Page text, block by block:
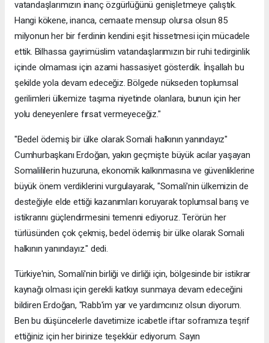
vatandaşlarımızın inanç özgürlüğünü genişletmeye çalıştık.
Hangi kökene, inanca, cemaate mensup olursa olsun 85
milyonun her bir ferdinin kendini eşit hissetmesi için mücadele
ettik. Bilhassa gayrimüslim vatandaşlarımızın bir ruhi tedirginlik
içinde olmaması için azami hassasiyet gösterdik. İnşallah bu
şekilde yola devam edeceğiz. Bölgede nükseden toplumsal
gerilimleri ülkemize taşıma niyetinde olanlara, bunun için her
yolu deneyenlere fırsat vermeyeceğiz."
"Bedel ödemiş bir ülke olarak Somali halkının yanındayız"
Cumhurbaşkanı Erdoğan, yakın geçmişte büyük acılar yaşayan
Somalililerin huzuruna, ekonomik kalkınmasına ve güvenliklerine
büyük önem verdiklerini vurgulayarak, "Somali'nin ülkemizin de
desteğiyle elde ettiği kazanımları koruyarak toplumsal barış ve
istikrarını güçlendirmesini temenni ediyoruz. Terörün her
türlüsünden çok çekmiş, bedel ödemiş bir ülke olarak Somali
halkının yanındayız." dedi.
Türkiye'nin, Somali'nin birliği ve dirliği için, bölgesinde bir istikrar
kaynağı olması için gerekli katkıyı sunmaya devam edeceğini
bildiren Erdoğan, "Rabb'im yar ve yardımcınız olsun diyorum.
Ben bu düşüncelerle davetimize icabetle iftar soframıza teşrif
ettiğiniz için her birinize teşekkür ediyorum. Sayın